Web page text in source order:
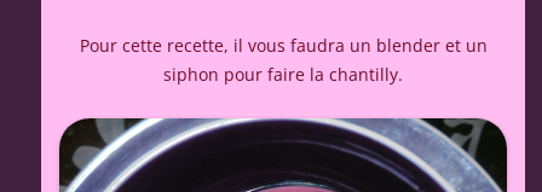
Pour cette recette, il vous faudra un blender et un
siphon pour faire la chantilly.